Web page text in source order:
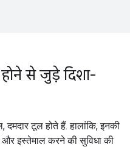
से जुड़े दिशा-
टूल होते हैं. हालांकि, इनकी
और इस्तेमाल करने की सुविधा की